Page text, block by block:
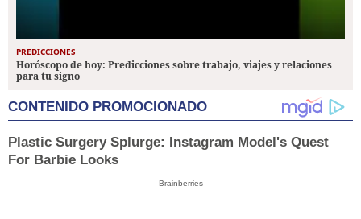
PREDICCIONES
Horóscopo de hoy: Predicciones sobre trabajo, viajes y relaciones
para tu signo
CONTENIDO PROMOCIONADO
Plastic Surgery Splurge: Instagram Model's Quest
For Barbie Looks
Brainberries